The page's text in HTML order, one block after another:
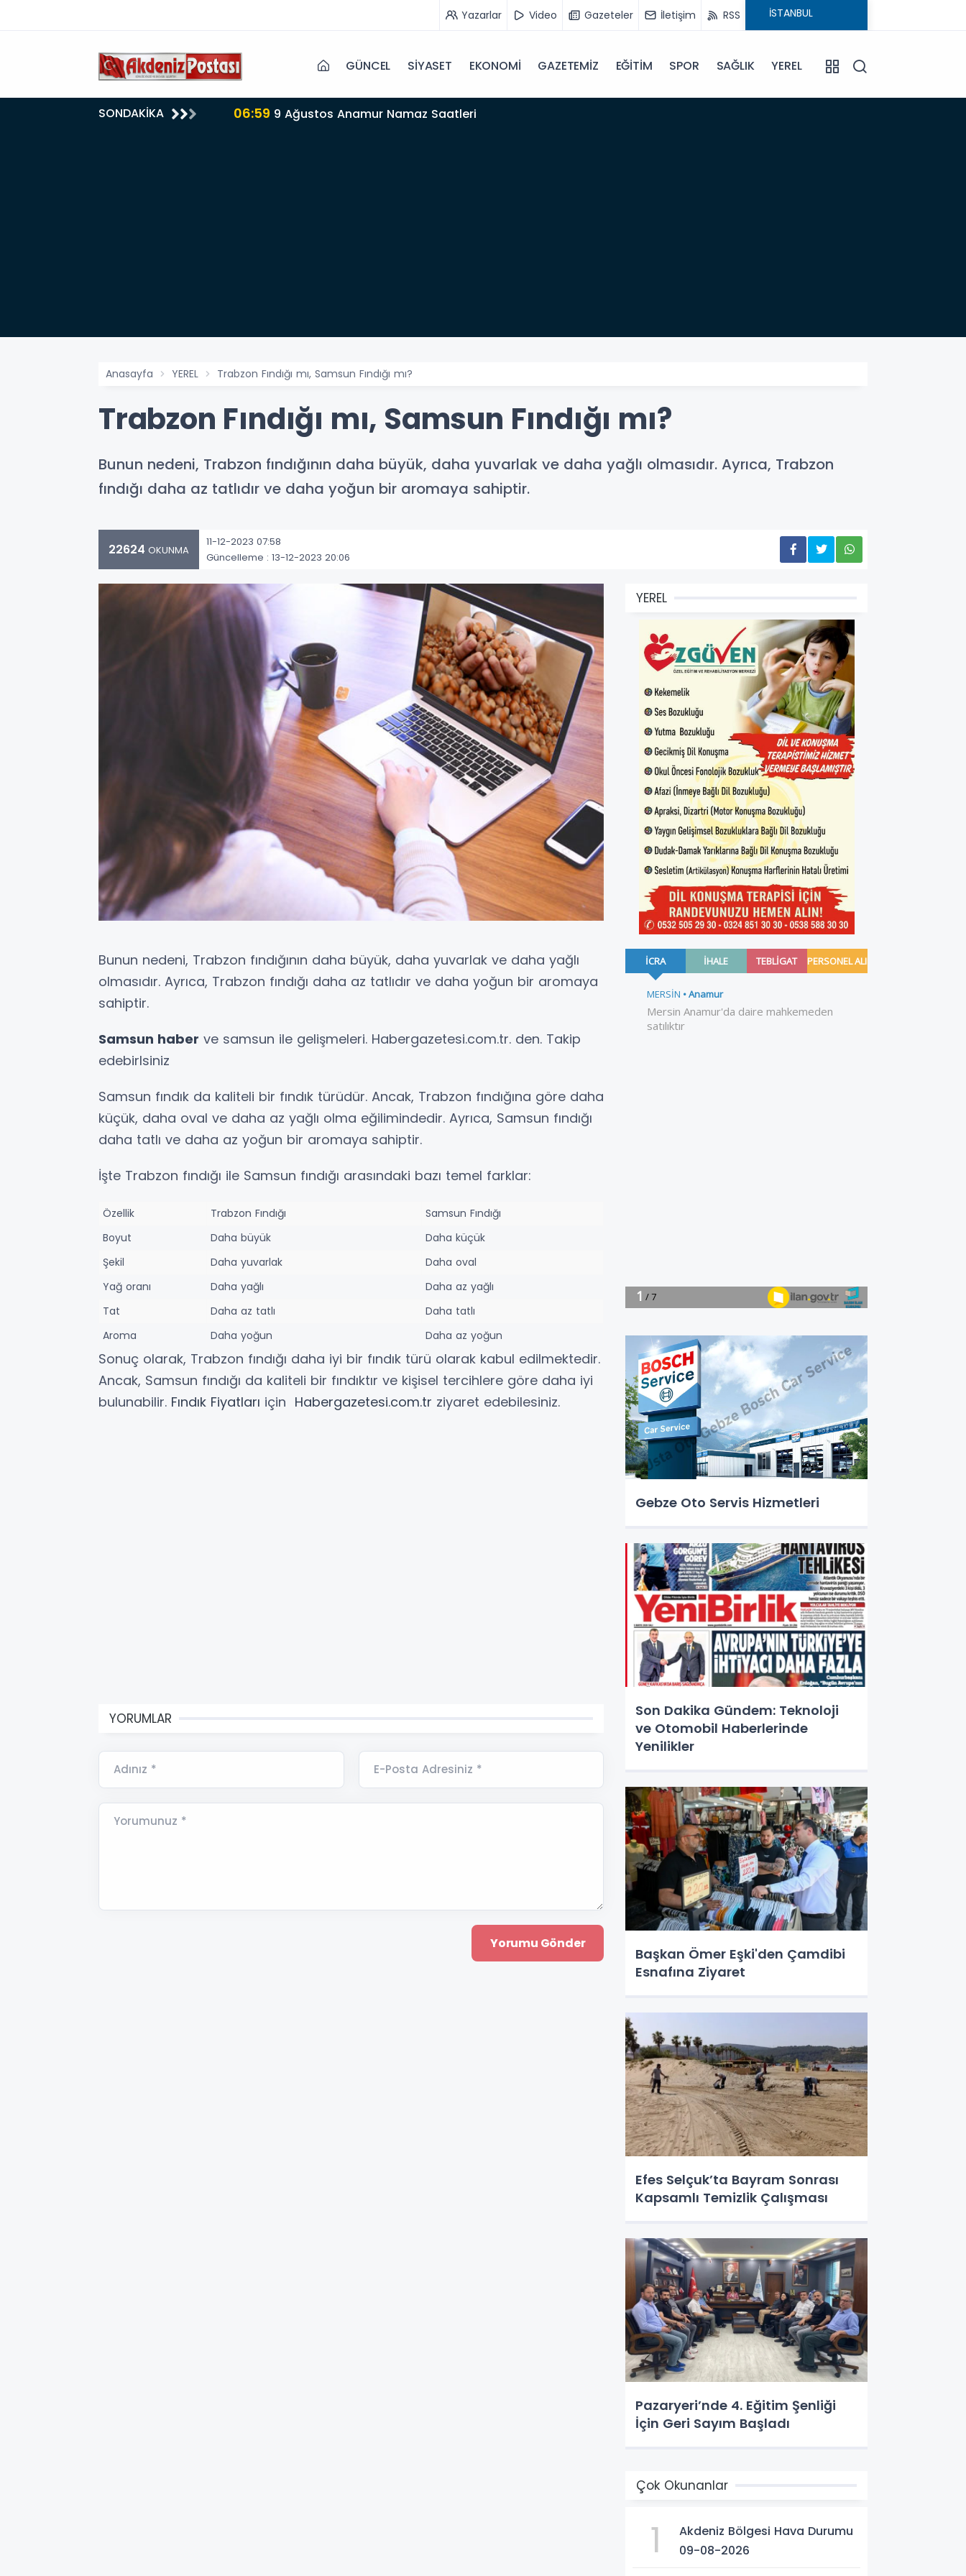
Yazarlar Video Gazeteler İletişim RSS
GÜNCEL SİYASET EKONOMİ GAZETEMİZ EĞİTİM SPOR SAĞLIK YEREL
SONDAKİKA 06:59 9 Ağustos Anamur Namaz Saatleri
Anasayfa YEREL Trabzon Fındığı mı, Samsun Fındığı mı?
Trabzon Fındığı mı, Samsun Fındığı mı?
Bunun nedeni, Trabzon fındığının daha büyük, daha yuvarlak ve daha yağlı olmasıdır. Ayrıca, Trabzon
fındığı daha az tatlıdır ve daha yoğun bir aromaya sahiptir.
22624 OKUNMA
11-12-2023 07:58
Güncelleme : 13-12-2023 20:06
Bunun nedeni, Trabzon fındığının daha büyük, daha yuvarlak ve daha yağlı
olmasıdır. Ayrıca, Trabzon fındığı daha az tatlıdır ve daha yoğun bir aromaya
sahiptir.
Samsun haber ve samsun ile gelişmeleri. Habergazetesi.com.tr. den. Takip
edebirlsiniz
Samsun fındık da kaliteli bir fındık türüdür. Ancak, Trabzon fındığına göre daha
küçük, daha oval ve daha az yağlı olma eğilimindedir. Ayrıca, Samsun fındığı
daha tatlı ve daha az yoğun bir aromaya sahiptir.
İşte Trabzon fındığı ile Samsun fındığı arasındaki bazı temel farklar:
Özellik Trabzon Fındığı
Samsun Fındığı
Boyut
Daha büyük
Daha küçük
Şekil
Daha yuvarlak
Daha oval
Yağ oranı
Daha yağlı
Daha az yağlı
Tat
Daha az tatlı
Daha tatlı
Aroma
Daha yoğun Daha az yoğun
Sonuç olarak, Trabzon fındığı daha iyi bir fındık türü olarak kabul edilmektedir.
Ancak, Samsun fındığı da kaliteli bir fındıktır ve kişisel tercihlere göre daha iyi
bulunabilir. Fındık Fiyatları için Habergazetesi.com.tr ziyaret edebilesiniz.
YORUMLAR
Adınız * E-Posta Adresiniz *
Yorumunuz *
YEREL
Gebze Oto Servis Hizmetleri
Son Dakika Gündem: Teknoloji
ve Otomobil Haberlerinde
Yenilikler
Başkan Ömer Eşki'den Çamdibi
Esnafına Ziyaret
Efes Selçuk’ta Bayram Sonrası
Kapsamlı Temizlik Çalışması
Pazaryeri’nde 4. Eğitim Şenliği
İçin Geri Sayım Başladı
Çok Okunanlar
1
Akdeniz Bölgesi Hava Durumu
09-08-2026